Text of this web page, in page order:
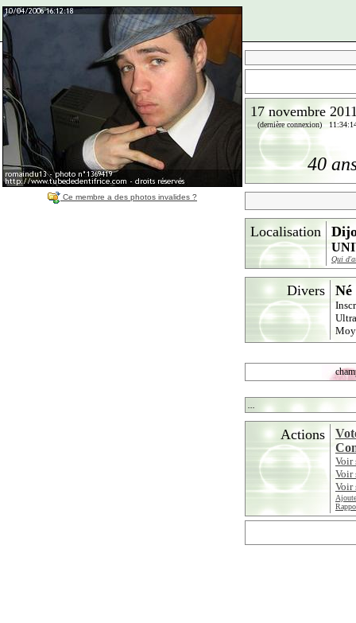
Ce membre a des photos invalides ?
17 novembre
(dernière connexion)
40
Localisation
Qui
Divers Né
Actions
Voir
Voir
Voir